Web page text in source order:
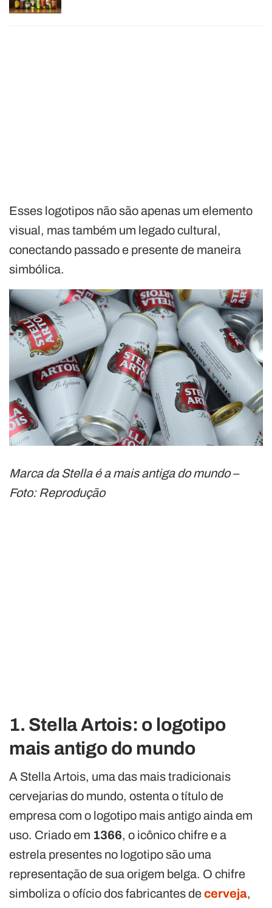
Esses logotipos não são apenas um elemento
visual, mas também um legado cultural,
conectando passado e presente de maneira
simbólica.
Marca da Stella é a mais antiga do mundo –
Foto: Reprodução
1. Stella Artois: o logotipo
mais antigo do mundo
A Stella Artois, uma das mais tradicionais
cervejarias do mundo, ostenta o título de
empresa com o logotipo mais antigo ainda em
uso. Criado em 1366, o icônico chifre e a
estrela presentes no logotipo são uma
representação de sua origem belga. O chifre
simboliza o ofício dos fabricantes decerveja,